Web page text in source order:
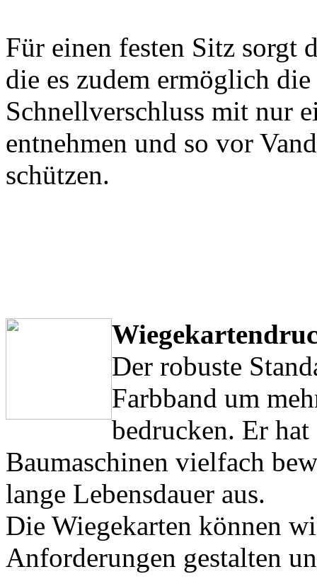
Für einen festen Sitz sorgt
die es zudem ermöglich
Schnellverschluss mit nur
entnehmen und so vor
schützen.
Der robuste
Farbband um
bedrucken. Er
Baumaschinen vielfach
lange Lebensdauer aus.
Die Wiegekarten können
Anforderungen gestalten